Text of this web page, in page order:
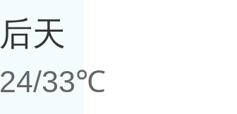
后天
24/33℃